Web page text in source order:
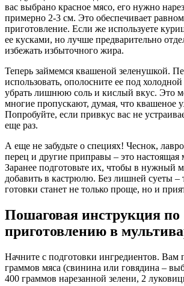
вас выбрано красное мясо, его нужно
примерно 2-3 см. Это обеспечивает
приготовление. Если же используете
ее кусками, но лучше предварительно
избежать избыточного жира.
Теперь займемся квашеной зеленушкой.
использовать, ополосните ее под
убрать лишнюю соль и кислый вкус. Это
многие пропускают, думая, что квашеное
Попробуйте, если привкус вас не
еще раз.
А еще не забудьте о специях! Чеснок,
перец и другие приправы – это настоящая
Заранее подготовьте их, чтобы в нужный
добавить в кастрюлю. Без лишней суеты –
готовки станет не только проще, но и
Пошаговая инструкция по
приготовлению в
Начните с подготовки ингредиентов. Вам
граммов мяса (свинина или говядина –
400 граммов нарезанной зелени, 2